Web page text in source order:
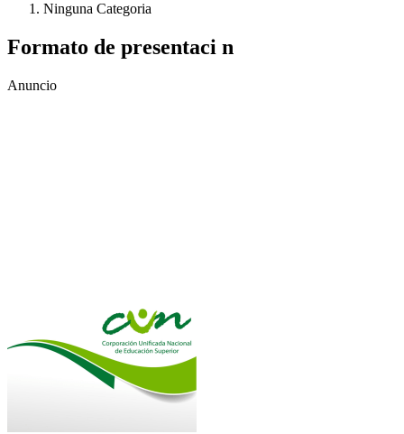
Ninguna Categoria
Formato de presentaci n
Anuncio